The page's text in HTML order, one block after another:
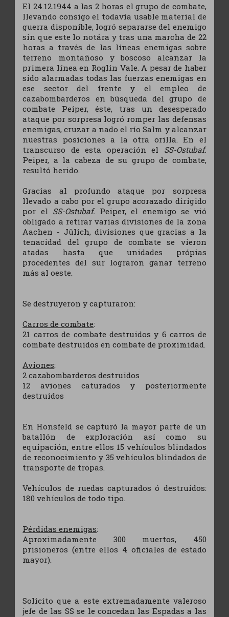
El 24.12.1944 a las 2 horas el grupo de combate,
llevando consigo el todavía usable material de
guerra disponible, logró separarse del enemigo
sin que este lo notára y tras una marcha de 22
horas a través de las líneas enemigas sobre
terreno montañoso y boscoso alcanzar la
primera línea en Roglin Vale. A pesar de haber
sido alarmadas todas las fuerzas enemigas en
ese sector del frente y el empleo de
cazabombarderos en búsqueda del grupo de
combate Peiper, éste, tras un desesperado
ataque por sorpresa logró romper las defensas
enemigas, cruzar a nado el río Salm y alcanzar
nuestras posiciones a la otra orilla. En el
transcurso de esta operación el SS-Ostubaf.
Peiper, a la cabeza de su grupo de combate,
resultó herido.
Gracias al profundo ataque por sorpresa
llevado a cabo por el grupo acorazado dirigido
por el SS-Ostubaf.Peiper, el enemigo se vió
obligado a retirar varias divisiones de la zona
Aachen - Jülich, divisiones que gracias a la
tenacidad del grupo de combate se vieron
atadas hasta que unidades própias
procedentes del sur lograron ganar terreno
más al oeste.
Se destruyeron y capturaron:
Carros de combate:
21 carros de combate destruidos y 6 carros de
combate destruidos en combate de proximidad.
Aviones:
2 cazabombarderos destruidos
12 aviones caturados y posteriormente
destruidos
En Honsfeld se capturó la mayor parte de un
batallón de exploración así como su
equipación, entre ellos 15 vehículos blindados
de reconocimiento y 35 vehículos blindados de
transporte de tropas.
Vehículos de ruedas capturados ó destruidos:
180 vehículos de todo tipo.
Pérdidas enemigas:
Aproximadamente 300 muertos, 450
prisioneros (entre ellos 4 oficiales de estado
mayor).
Solicito que a este extremadamente valeroso
jefe de las SS se le concedan las Espadas a las